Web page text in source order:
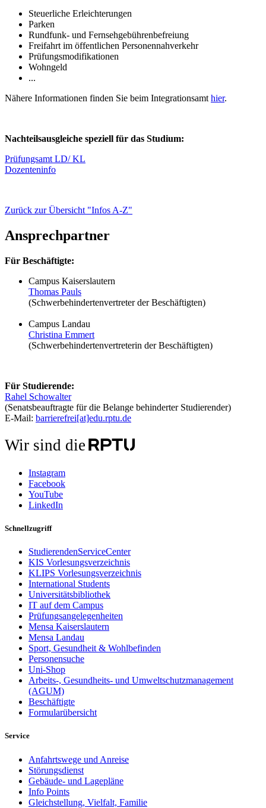
Steuerliche Erleichterungen
Parken
Rundfunk- und Fernsehgebührenbefreiung
Freifahrt im öffentlichen Personennahverkehr
Prüfungsmodifikationen
Wohngeld
...
Nähere Informationen finden Sie beim Integrationsamt hier.
Nachteilsausgleiche speziell für das Studium:
Prüfungsamt LD/ KL
Dozenteninfo
Zurück zur Übersicht "Infos A-Z"
Ansprechpartner
Für Beschäftigte:
Campus Kaiserslautern
Thomas Pauls
(Schwerbehindertenvertreter der Beschäftigten)
Campus Landau
Christina Emmert
(Schwerbehindertenvertreterin der Beschäftigten)
Für Studierende:
Rahel Schowalter
(Senatsbeauftragte für die Belange behinderter Studierender)
E-Mail: barrierefrei[at]edu.rptu.de
Wir sind die
Instagram
Facebook
YouTube
LinkedIn
Schnellzugriff
StudierendenServiceCenter
KIS Vorlesungsverzeichnis
KLIPS Vorlesungsverzeichnis
International Students
Universitätsbibliothek
IT auf dem Campus
Prüfungsangelegenheiten
Mensa Kaiserslautern
Mensa Landau
Sport, Gesundheit & Wohlbefinden
Personensuche
Uni-Shop
Arbeits-, Gesundheits- und Umweltschutzmanagement
(AGUM)
Beschäftigte
Formularübersicht
Service
Anfahrtswege und Anreise
Störungsdienst
Gebäude- und Lagepläne
Info Points
Gleichstellung, Vielfalt, Familie